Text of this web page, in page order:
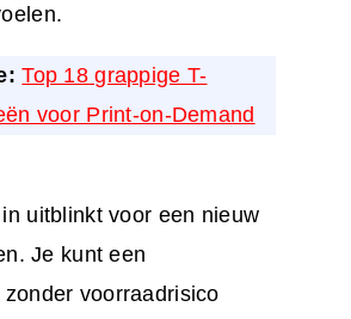
Top 18 grappige T-
voor Print-on-Demand
uitblinkt voor een nieuw
Je kunt een
voorraadrisico